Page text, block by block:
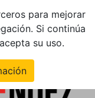
para mejorar
Si continúa
su uso.